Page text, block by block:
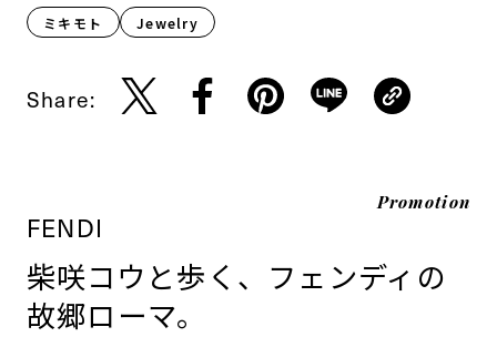
ミキモト Jewelry
Share:
Promotion
FENDI
柴咲コウと歩く、フェンディの
故郷ローマ。